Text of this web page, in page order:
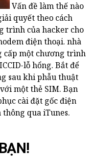
Vấn đề làm thế nào
quyết theo cách
trình của hacker cho
điện thoại. nhà
cấp một chương trình
lỗ hổng. Bắt để
sau khi phẫu thuật
một thẻ SIM. Bạn
cài đặt gốc điện
qua iTunes.